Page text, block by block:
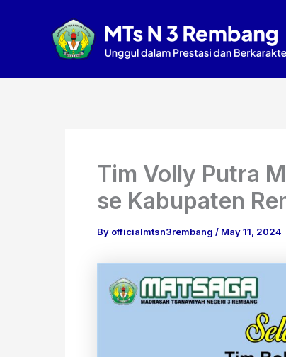
Tim Volly Putra
se Kabupaten
By officialmtsn3rembang / May 11, 2024